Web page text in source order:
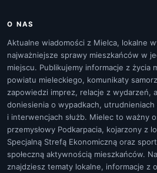
O NAS
Aktualne wiadomości z Mielca, lokalne
najważniejsze sprawy mieszkańców w
miejscu. Publikujemy informacje z życia
powiatu mieleckiego, komunikaty
zapowiedzi imprez, relacje z wydarzeń,
doniesienia o wypadkach,
i interwencjach służb. Mielec to ważny
przemysłowy Podkarpacia, kojarzony z
Specjalną Strefą Ekonomiczną oraz
społeczną aktywnością mieszkańców.
znajdziesz tematy lokalne, informacje z